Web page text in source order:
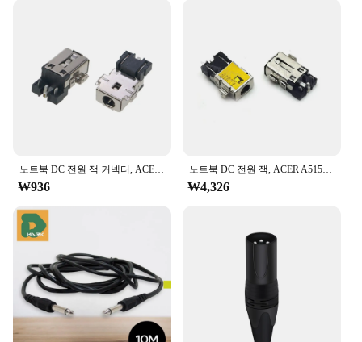
₩936
노트북 DC 전원 잭, ACER A515-54 A515-54G A515-55 A315-55G A315-55KG DC 커넥터, 노트북 소켓 교체, 신제품
₩4,326